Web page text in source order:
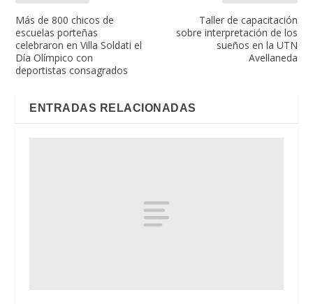
Más de 800 chicos de
escuelas porteñas
celebraron en Villa Soldati el
Día Olímpico con
deportistas consagrados
Taller de capacitación
sobre interpretación de los
sueños en la UTN
Avellaneda
ENTRADAS RELACIONADAS